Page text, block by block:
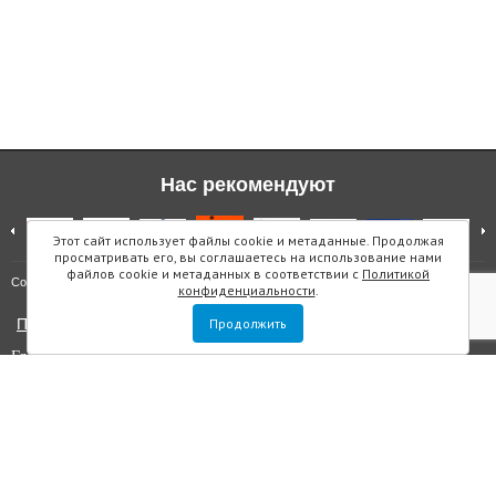
Этот сайт использует файлы cookie и метаданные. Продолжая
просматривать его, вы соглашаетесь на использование нами
файлов cookie и метаданных в соответствии с Политикой
конфиденциальности.
Продолжить
Нас рекомендуют
Copyright © "Инмарин" Карта сайта
Политика конфиденциальности
Главный редактор Маслова Е.О.